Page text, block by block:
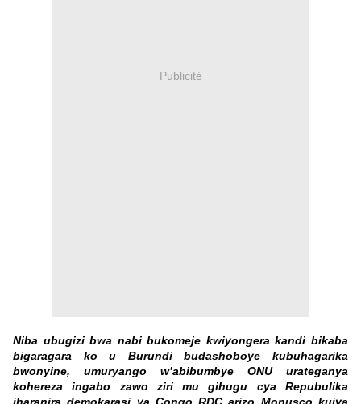
Publicité
Niba ubugizi bwa nabi bukomeje kwiyongera kandi bikaba
bigaragara ko u Burundi budashoboye kubuhagarika
bwonyine, umuryango w’abibumbye ONU urateganya
kohereza ingabo zawo ziri mu gihugu cya Repubulika